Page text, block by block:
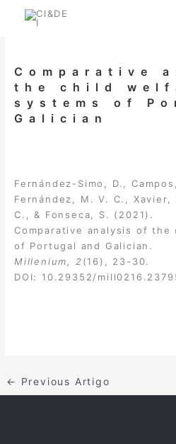
Comparative
the child
systems of
Galician
Fernández-Simo, D.,
Fernández, M. V. C., Xavier,
C., & Fonseca, S. (2021).
Comparative analysis of the
of Portugal and Galician.
Millenium, 2(16), 23-30.
DOI:10.29352/
← Previous Artigo